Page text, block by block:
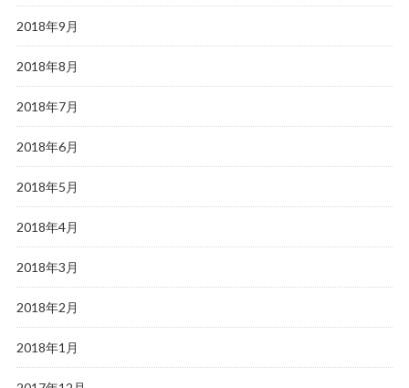
2018年9月
2018年8月
2018年7月
2018年6月
2018年5月
2018年4月
2018年3月
2018年2月
2018年1月